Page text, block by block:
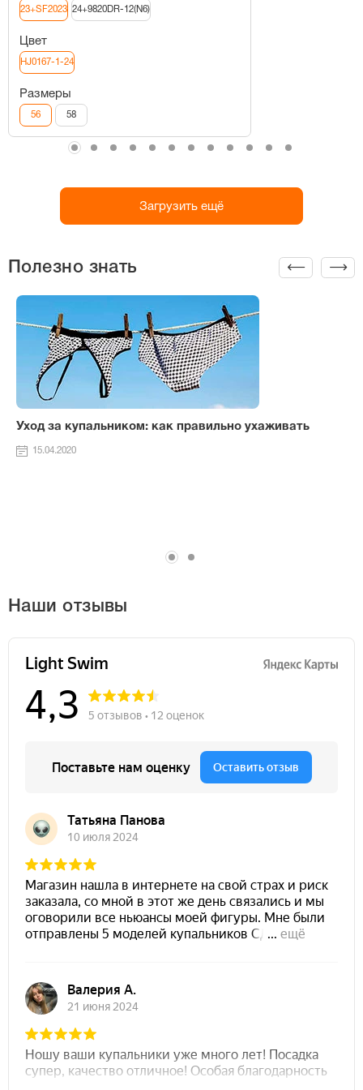
23+SF2023 24+9820DR-12(N6)
Цвет
HJ0167-1-24
Размеры
56 58
Загрузить ещё
Полезно знать
Уход за купальником: как правильно ухаживать
15.04.2020
Наши отзывы